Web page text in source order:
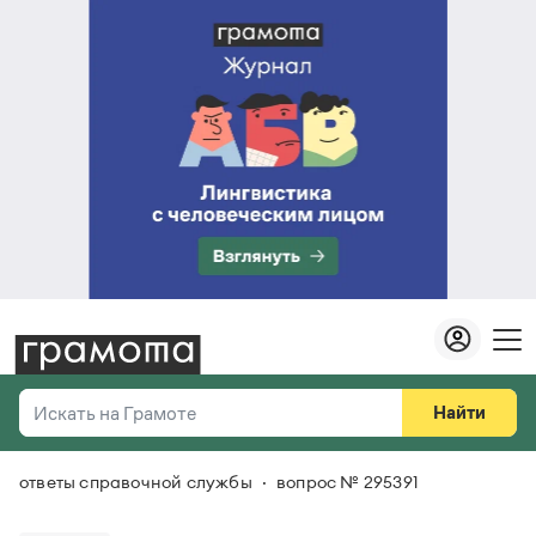
Искать на Грамоте
Справочная служба
Найти
Везде
ответы справочной службы вопрос № 295391